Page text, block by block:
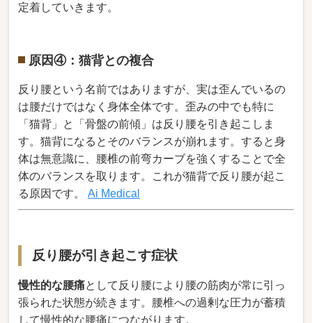
定着していきます。
原因④：猫背との複合
反り腰という名前ではありますが、実は歪んでいるの
は腰だけではなく身体全体です。歪みの中でも特に
「猫背」と「骨盤の前傾」は反り腰を引き起こしま
す。猫背になるとそのバランスが崩れます。すると身
体は無意識に、腰椎の前弯カーブを強くすることで全
体のバランスを取ります。これが猫背で反り腰が起こ
る原因です。Ai Medical
反り腰が引き起こす症状
慢性的な腰痛として反り腰により腰の筋肉が常に引っ
張られた状態が続きます。腰椎への過剰な圧力が蓄積
して慢性的な腰痛につながります。